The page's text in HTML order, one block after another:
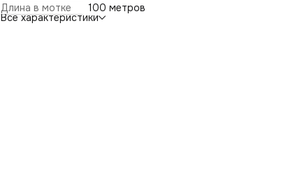
Длина в мотке
100 метров
Все характеристики